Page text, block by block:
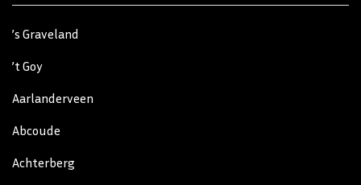
’s Graveland
’t Goy
Aarlanderveen
Abcoude
Achterberg